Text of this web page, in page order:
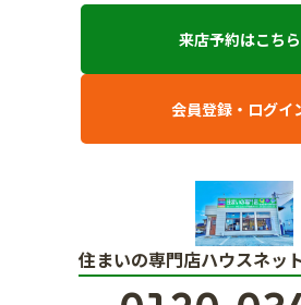
来店予約はこちら
会員登録・ログイ
住まいの専門店ハウスネッ